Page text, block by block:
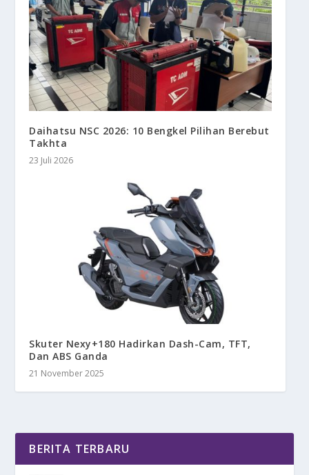
Daihatsu NSC 2026: 10 Bengkel Pilihan Berebut
Takhta
23 Juli 2026
Skuter Nexy+180 Hadirkan Dash-Cam, TFT,
Dan ABS Ganda
21 November 2025
BERITA TERBARU